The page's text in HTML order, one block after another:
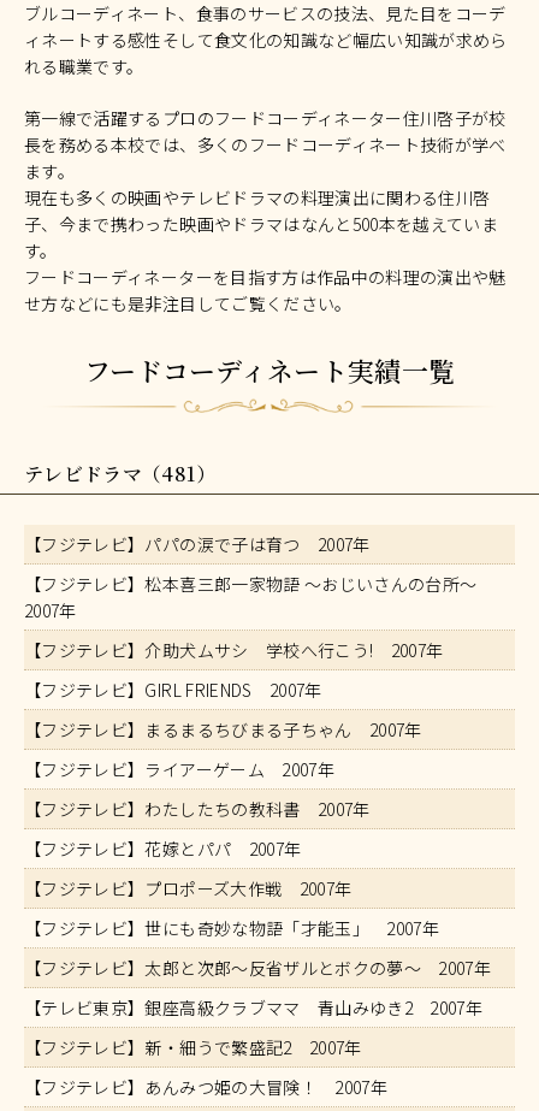
ブルコーディネート、食事のサービスの技法、見た目をコーデ
ィネートする感性そして食文化の知識など幅広い知識が求めら
れる職業です。
第一線で活躍するプロのフードコーディネーター住川啓子が校
長を務める本校では、多くのフードコーディネート技術が学べ
ます。
現在も多くの映画やテレビドラマの料理演出に関わる住川啓
子、今まで携わった映画やドラマはなんと500本を越えていま
す。
フードコーディネーターを目指す方は作品中の料理の演出や魅
せ方などにも是非注目してご覧ください。
フードコーディネート実績一覧
テレビドラマ（481）
【フジテレビ】パパの涙で子は育つ 2007年
【フジテレビ】松本喜三郎一家物語 〜おじいさんの台所〜
2007年
【フジテレビ】介助犬ムサシ 学校へ行こう! 2007年
【フジテレビ】GIRL FRIENDS 2007年
【フジテレビ】まるまるちびまる子ちゃん 2007年
【フジテレビ】ライアーゲーム 2007年
【フジテレビ】わたしたちの教科書 2007年
【フジテレビ】花嫁とパパ 2007年
【フジテレビ】プロポーズ大作戦 2007年
【フジテレビ】世にも奇妙な物語「才能玉」 2007年
【フジテレビ】太郎と次郎～反省ザルとボクの夢～ 2007年
【テレビ東京】銀座高級クラブママ 青山みゆき2 2007年
【フジテレビ】新・細うで繁盛記2 2007年
【フジテレビ】あんみつ姫の大冒険！ 2007年